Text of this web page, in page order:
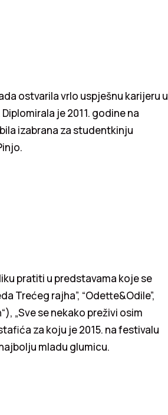
ostvarila vrlo uspješnu karijeru u
je 2011. godine na
izabrana za studentkinju
pratiti u predstavama koje se
Trećeg rajha”, “Odette&Odile”,
„Sve se nekako preživi osim
za koju je 2015. na festivalu
mladu glumicu.